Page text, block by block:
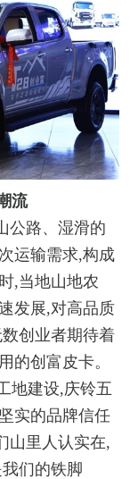
流
公路、湿滑的
运输需求,构成
,当地山地农
发展,对高品质
创业者期待着
的创富皮卡。
地建设,庆铃五
实的品牌信任
山里人认实在,
们的铁脚